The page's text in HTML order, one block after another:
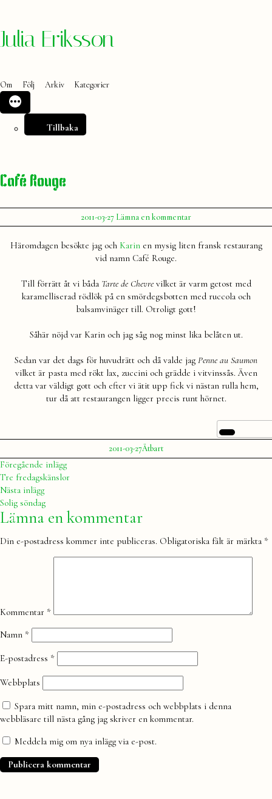
Hoppa
Julia Eriksson
Om Följ Arkiv Kategorier
Tillbaka
Café Rouge
Publicerat
av
Julia
2011-03-27 Lämna en kommentartill
Café
Rouge
Häromdagen besökte jag och Karinen mysig liten fransk restaurang
vid namn Café Rouge.
Till förrätt åt vi båda Tarte de Chevrevilket är varm getost med
karamelliserad rödlök på en smördegsbotten med ruccola och
balsamvinäger till. Otroligt gott!
Såhär nöjd var Karin och jag såg nog minst lika belåten ut.
Sedan var det dags för huvudrätt och då valde jag Penne au Saumon
vilket är pasta med rökt lax, zuccini och grädde i vitvinssås. Även
detta var väldigt gott och efter vi ätit upp fick vi nästan rulla hem,
tur då att restaurangen ligger precis runt hörnet.
Publicerat
av
Julia
2011-03-27Publicerat
i
Ätbart
Inläggsnavigering
Föregående inläggFöregående
inlägg:
Tre fredagskänslor
Nästa inläggNästa
inlägg:
Solig söndag
Lämna en kommentar
Din e-postadress kommer inte publiceras. Obligatoriska fält är märkta *
Kommentar *
Namn *
E-postadress *
Webbplats
Spara mitt namn, min e-postadress och webbplats i denna
webbläsare till nästa gång jag skriver en kommentar.
Meddela mig om nya inlägg via e-post.